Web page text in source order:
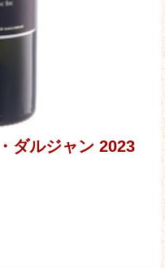
ダルジャン 2023